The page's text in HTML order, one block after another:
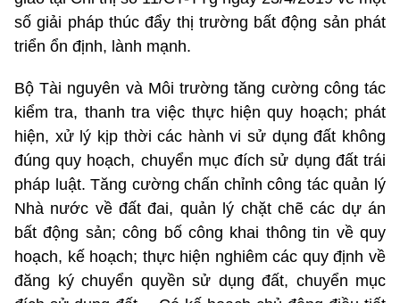
số giải pháp thúc đẩy thị trường bất động sản phát
triển ổn định, lành mạnh.
Bộ Tài nguyên và Môi trường tăng cường công tác
kiểm tra, thanh tra việc thực hiện quy hoạch; phát
hiện, xử lý kịp thời các hành vi sử dụng đất không
đúng quy hoạch, chuyển mục đích sử dụng đất trái
pháp luật. Tăng cường chấn chỉnh công tác quản lý
Nhà nước về đất đai, quản lý chặt chẽ các dự án
bất động sản; công bố công khai thông tin về quy
hoạch, kế hoạch; thực hiện nghiêm các quy định về
đăng ký chuyển quyền sử dụng đất, chuyển mục